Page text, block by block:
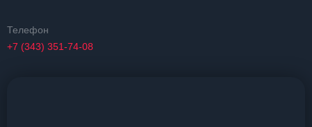
Телефон
+7 (343) 351-74-08